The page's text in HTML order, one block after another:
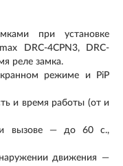
при установке
DRC-4CPN3, DRC-
реле замка.
режиме и PiP
и время работы (от и
вызове — до 60 с.,
движения —